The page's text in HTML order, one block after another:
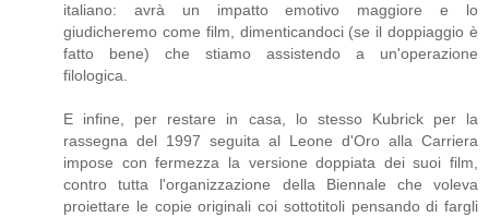
italiano: avrà un impatto emotivo maggiore e lo
giudicheremo come film, dimenticandoci (se il doppiaggio è
fatto bene) che stiamo assistendo a un'operazione
filologica.
E infine, per restare in casa, lo stesso Kubrick per la
rassegna del 1997 seguita al Leone d'Oro alla Carriera
impose con fermezza la versione doppiata dei suoi film,
contro tutta l'organizzazione della Biennale che voleva
proiettare le copie originali coi sottotitoli pensando di fargli